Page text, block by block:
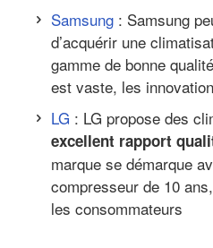
Samsung : Samsung
d’acquérir une
gamme de bonne
est vaste, les
LG : LG propose des
excellent rapport
marque se démarque
compresseur de 10
les consommateurs